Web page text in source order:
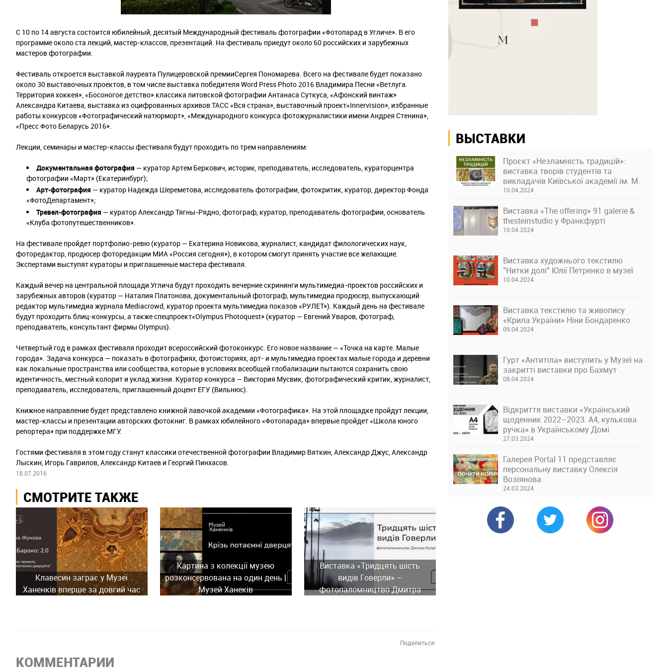
С 10 по 14 августа состоится юбилейный, десятый Международный фестиваль фотографии «Фотопарад в Угличе». В его
программе около ста лекций, мастер-классов, презентаций. На фестиваль приедут около 60 российских и зарубежных
мастеров фотографии.
Фестиваль откроется выставкой лауреата Пулицеровской премииСергея Пономарева. Всего на фестивале будет показано
около 30 выставочных проектов, в том числе выставка победителя Word Press Photo 2016 Владимира Песни «Ветлуга.
Территория хоккея», «Босоногое детство» классика литовской фотографии Антанаса Суткуса, «Афонский винтаж»
Александра Китаева, выставка из оцифрованных архивов ТАСС «Вся страна», выставочный проект«Innervision», избранные
работы конкурсов «Фотографический натюрморт», «Международного конкурса фотожурналистики имени Андрея Стенина»,
«Пресс Фото Беларусь 2016».
Лекции, семинары и мастер-классы фестиваля будут проходить по трем направлениям:
Документальная фотография — куратор Артем Беркович, историк, преподаватель, исследователь, кураторцентра
фотографии «Март» (Екатеринбург);
Арт-фотография — куратор Надежда Шереметова, исследователь фотографии, фотокритик, куратор, директор Фонда
«ФотоДепартамент»;
Тревел-фотография — куратор Александр Тягны-Рядно, фотограф, куратор, преподаватель фотографии, основатель
«Клуба фотопутешественников».
На фестивале пройдет портфолио-ревю (куратор — Екатерина Новикова, журналист, кандидат филологических наук,
фоторедактор, продюсер фоторедакции МИА «Россия сегодня»), в котором смогут принять участие все желающие.
Экспертами выступят кураторы и приглашенные мастера фестиваля.
Каждый вечер на центральной площади Углича будут проходить вечерние скрининги мультимедиа-проектов российских и
зарубежных авторов (куратор — Наталия Платонова, документальный фотограф, мультимедиа продюсер, выпускающий
редактор мультимедиа журнала Mediacrowd, куратор проекта мультимедиа показов «РУЛЕТ»). Каждый день на фестивале
будут проходить блиц-конкурсы, а также спецпроект«Olympus Photoquest» (куратор — Евгений Уваров, фотограф,
преподаватель, консультант фирмы Olympus).
Четвертый год в рамках фестиваля проходит всероссийский фотоконкурс. Его новое название — «Точка на карте. Малые
города». Задача конкурса — показать в фотографиях, фотоисториях, арт- и мультимедиа проектах малые города и деревни
как локальные пространства или сообщества, которые в условиях всеобщей глобализации пытаются сохранить свою
идентичность, местный колорит и уклад жизни. Куратор конкурса — Виктория Мусвик, фотографический критик, журналист,
преподаватель, исследователь, приглашенный доцент ЕГУ (Вильнюс).
Книжное направление будет представлено книжной лавочкой академии «Фотографика». На этой площадке пройдут лекции,
мастер-классы и презентации авторских фотокниг. В рамках юбилейного «Фотопарада» впервые пройдет «Школа юного
репортера» при поддержке МГУ.
Гостями фестиваля в этом году станут классики отечественной фотографии Владимир Вяткин, Александр Джус, Александр
Лыскин, Игорь Гаврилов, Александр Китаев и Георгий Пинхасов.
18.07.2016
СМОТРИТЕ ТАКЖЕ
Клавесин заграє у Музеї
Ханенків вперше за довгий час
Картина з колекції музею
розконсервована на один день |
Музей Ханеків
Виставка «Тридцять шість
видів Говерли» –
фотопаломництво Дмитра
Поделиться:
КОММЕНТАРИИ
ВЫСТАВКИ
Проєкт «Незламність традицій»:
виставка творів студентів та
викладачів Київської академії ім. М.
Бойчука
10.04.2024
Виставка «The offering» 91 galerie &
thesteinstudio у Франкфурті
10.04.2024
Виставка художнього текстилю
"Нитки долі" Юлії Петренко в музеї
10.04.2024
Виставка текстилю та живопису
«Крила України» Ніни Бондаренко
09.04.2024
Гурт «Антитіла» виступить у Музеї на
закритті виставки про Бахмут
08.04.2024
Відкриття виставки «Український
щоденник 2022–2023. А4, кулькова
ручка» в Українському Домі
27.03.2024
Галерея Portal 11 представляє
персональну виставку Олексія
Возіянова
24.03.2024